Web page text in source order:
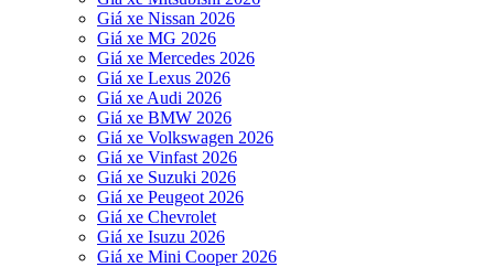
Giá xe Nissan 2026
Giá xe MG 2026
Giá xe Mercedes 2026
Giá xe Lexus 2026
Giá xe Audi 2026
Giá xe BMW 2026
Giá xe Volkswagen 2026
Giá xe Vinfast 2026
Giá xe Suzuki 2026
Giá xe Peugeot 2026
Giá xe Chevrolet
Giá xe Isuzu 2026
Giá xe Mini Cooper 2026